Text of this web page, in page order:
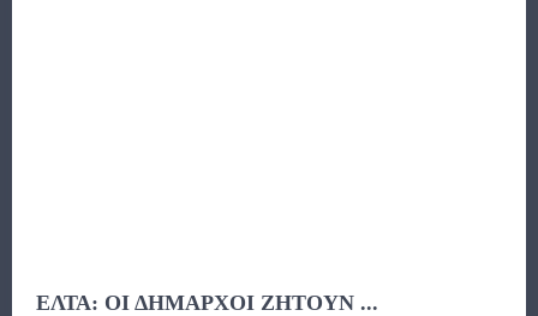
ΕΛΤΑ: ΟΙ ΔΗΜΑΡΧΟΙ ΖΗΤΟΥΝ ...